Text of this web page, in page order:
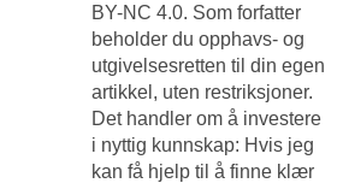
BY-NC 4.0. Som forfatter
beholder du opphavs- og
utgivelsesretten til din egen
artikkel, uten restriksjoner.
Det handler om å investere
i nyttig kunnskap: Hvis jeg
kan få hjelp til å finne klær